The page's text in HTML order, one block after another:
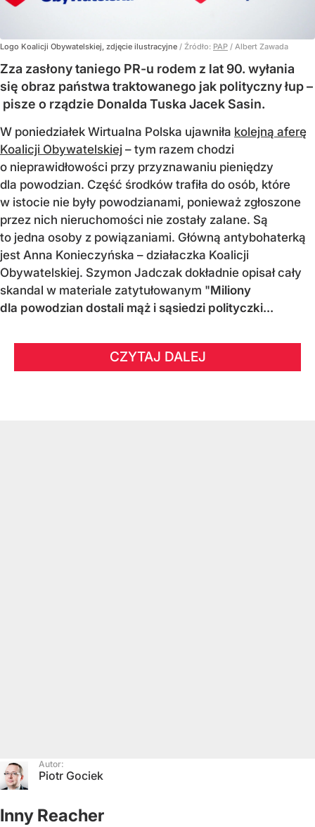
Logo Koalicji Obywatelskiej, zdjęcie ilustracyjne / Źródło: PAP / Albert Zawada
Zza zasłony taniego PR-u rodem z lat 90. wyłania
się obraz państwa traktowanego jak polityczny łup –
pisze o rządzie Donalda Tuska Jacek Sasin.
W poniedziałek Wirtualna Polska ujawniła kolejną aferę
Koalicji Obywatelskiej – tym razem chodzi
o nieprawidłowości przy przyznawaniu pieniędzy
dla powodzian. Część środków trafiła do osób, które
w istocie nie były powodzianami, ponieważ zgłoszone
przez nich nieruchomości nie zostały zalane. Są
to jedna osoby z powiązaniami. Główną antybohaterką
jest Anna Konieczyńska – działaczka Koalicji
Obywatelskiej. Szymon Jadczak dokładnie opisał cały
skandal w materiale zatytułowanym "Miliony
dla powodzian dostali mąż i sąsiedzi polityczki...
CZYTAJ DALEJ
Autor:
Piotr Gociek
Inny Reacher